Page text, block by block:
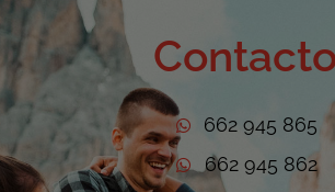
Contacto
662 945 865
662 945 862